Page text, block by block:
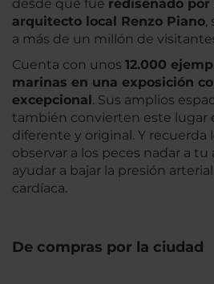
desde que fue rediseñado por
arquitecto local Renzo Piano,
a más de un millón de
Cuenta con unos 12.000
marinas en una exposición
excepcional. Sus amplios
también convierten este lugar
diferente y original. Y recuerda
observar a los peces nadar a
ayudar a bajar la presión
cardíaca.
De compras por la ciudad